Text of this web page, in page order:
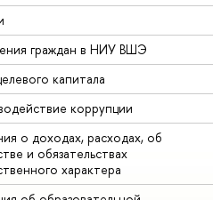
граждан в НИУ ВШЭ
капитала
коррупции
о доходах, расходах, об
и обязательствах
характера